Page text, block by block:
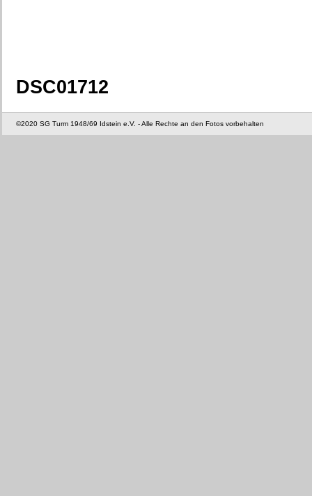
DSC01712
©2020 SG Turm 1948/69 Idstein e.V. - Alle Rechte an den Fotos vorbehalten